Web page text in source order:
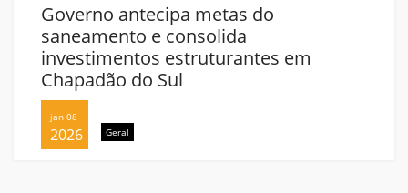
Governo antecipa metas do
saneamento e consolida
investimentos estruturantes em
Chapadão do Sul
jan 08
2026 Geral